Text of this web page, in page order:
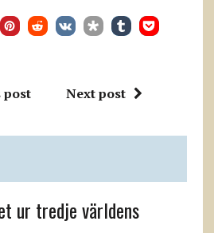
post Next post
ur tredje världens